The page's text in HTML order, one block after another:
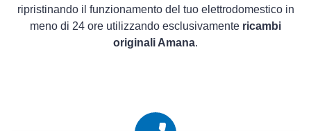
ripristinando il funzionamento del tuo elettrodomestico in
meno di 24 ore utilizzando esclusivamente ricambi
originali Amana.